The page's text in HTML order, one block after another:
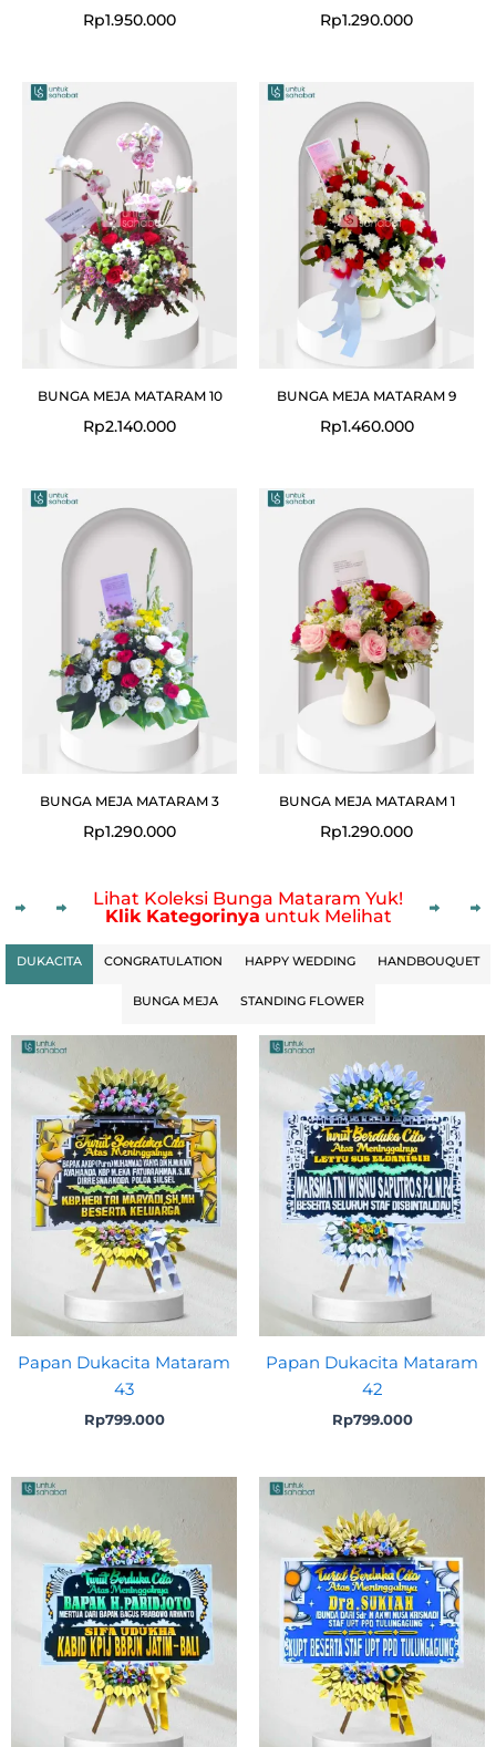
Rp1.950.000 Rp1.290.000
BUNGA MEJA MATARAM 10
Rp2.140.000
BUNGA MEJA MATARAM 9
Rp1.460.000
BUNGA MEJA MATARAM 3
Rp1.290.000
BUNGA MEJA MATARAM 1
Rp1.290.000
Lihat Koleksi Bunga Mataram Yuk!
Klik Kategorinya untuk Melihat
DUKACITA CONGRATULATION HAPPY WEDDING HANDBOUQUET
BUNGA MEJA STANDING FLOWER
Papan Dukacita Mataram
43
Rp799.000
Papan Dukacita Mataram
42
Rp799.000